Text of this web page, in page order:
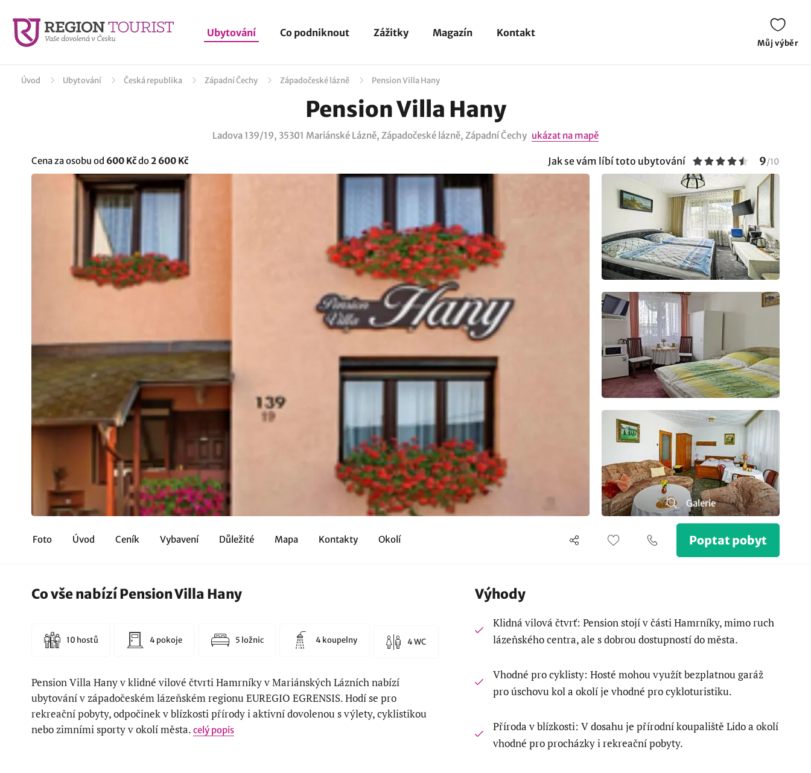
Ubytování Co podniknout Zážitky Magazín Kontakt
Můj výběr
Úvod Ubytování Česká republika Západní Čechy Západočeské lázně Pension Villa Hany
Pension Villa Hany
Ladova 139/19, 35301 Mariánské Lázně, Západočeské lázně, Západní Čechy ukázat na mapě
Cena za osobu od 600 Kčdo2 600 Kč Jak se vám líbí toto ubytování 9/10
Galerie
Foto Úvod Ceník Vybavení Důležité Mapa Kontakty Okolí Poptat pobyt
Co vše nabízí Pension Villa Hany
10 hostů 4 pokoje 5 ložnic 4 koupelny 4 WC
Pension Villa Hany v klidné vilové čtvrti Hamrníky v Mariánských Lázních nabízí
ubytování v západočeském lázeňském regionu EUREGIO EGRENSIS. Hodí se pro
rekreační pobyty, odpočinek v blízkosti přírody i aktivní dovolenou s výlety, cyklistikou
nebo zimními sporty v okolí města. celý popis
Výhody
Klidná vilová čtvrť: Pension stojí v části Hamrníky, mimo ruch
lázeňského centra, ale s dobrou dostupností do města.
Vhodné pro cyklisty: Hosté mohou využít bezplatnou garáž
pro úschovu kol a okolí je vhodné pro cykloturistiku.
Příroda v blízkosti: V dosahu je přírodní koupaliště Lido a okolí
vhodné pro procházky i rekreační pobyty.